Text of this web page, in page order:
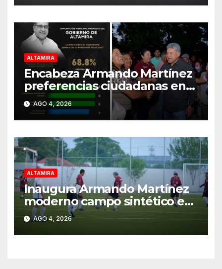
ALTAMIRA
Encabeza Armando Martínez
preferencias ciudadanas en
Tamaulipas
AGO 4, 2026
ALTAMIRA
Inaugura Armando Martínez
moderno campo sintético en
la Unidad Deportiva
AGO 4, 2026